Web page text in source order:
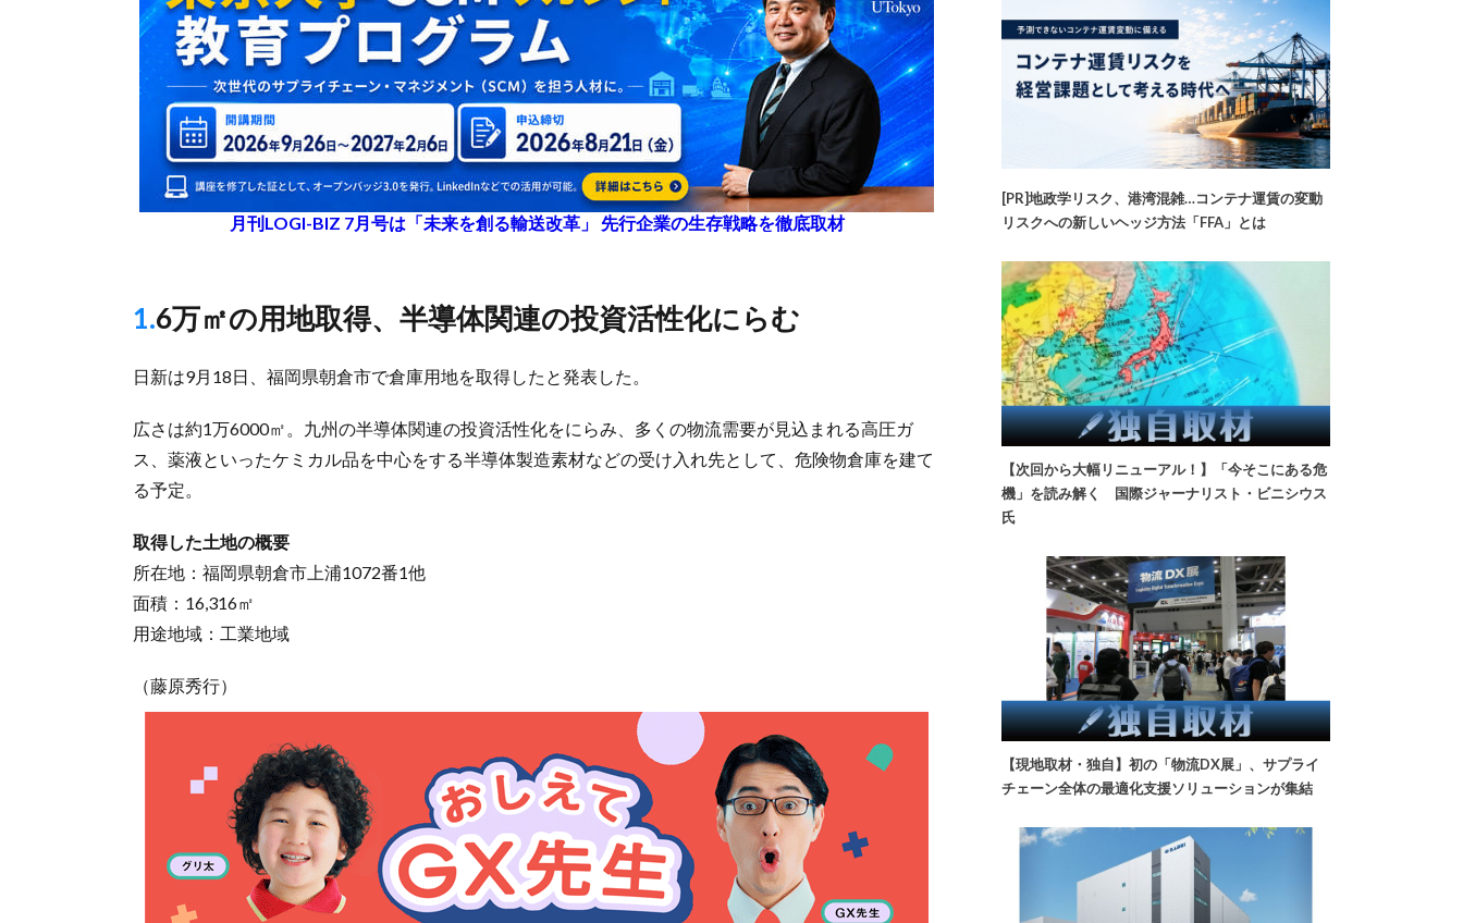
月刊LOGI-BIZ 7月号は「未来を創る輸送改革」 先行企業の生存戦略を徹底取材
1.6万㎡の用地取得、半導体関連の投資活性化にらむ
日新は9月18日、福岡県朝倉市で倉庫用地を取得したと発表した。
広さは約1万6000㎡。九州の半導体関連の投資活性化をにらみ、多くの物流需要が見込まれる高圧ガ
ス、薬液といったケミカル品を中心をする半導体製造素材などの受け入れ先として、危険物倉庫を建て
る予定。
取得した土地の概要
所在地：福岡県朝倉市上浦1072番1他
面積：16,316㎡
用途地域：工業地域
（藤原秀行）
[PR]地政学リスク、港湾混雑…コンテナ運賃の変動
リスクへの新しいヘッジ方法「FFA」とは
【次回から大幅リニューアル！】「今そこにある危
機」を読み解く 国際ジャーナリスト・ビニシウス
氏
【現地取材・独自】初の「物流DX展」、サプライ
チェーン全体の最適化支援ソリューションが集結